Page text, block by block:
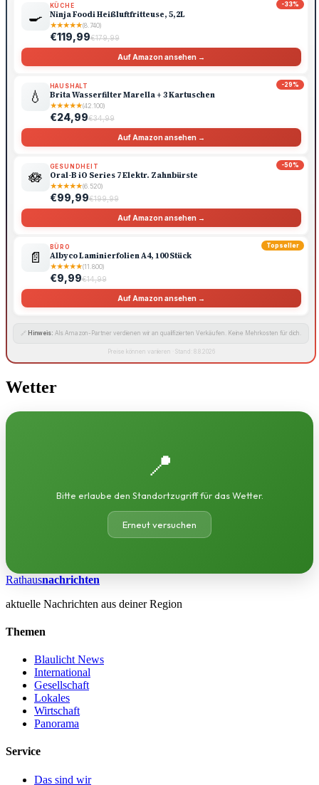
-33%
🍳
KÜCHE
Ninja Foodi Heißluftfritteuse, 5,2L
★★★★★(8.740)
€119,99€179,99
Auf Amazon ansehen →
-29%
💧
HAUSHALT
Brita Wasserfilter Marella + 3 Kartuschen
★★★★★(42.100)
€24,99€34,99
Auf Amazon ansehen →
-50%
🪷
GESUNDHEIT
Oral-B iO Series 7 Elektr. Zahnbürste
★★★★★(6.520)
€99,99€199,99
Auf Amazon ansehen →
Topseller
📄
BÜRO
Albyco Laminierfolien A4, 100 Stück
★★★★★(11.800)
€9,99€14,99
Auf Amazon ansehen →
🔗 Hinweis: Als Amazon-Partner verdienen wir an qualifizierten Verkäufen. Keine Mehrkosten für dich.
Preise können variieren · Stand: 8.8.2026
Wetter
📍
Bitte erlaube den Standortzugriff für das Wetter.
Erneut versuchen
Rathausnachrichten
aktuelle Nachrichten aus deiner Region
Themen
Blaulicht News
International
Gesellschaft
Lokales
Wirtschaft
Panorama
Service
Das sind wir